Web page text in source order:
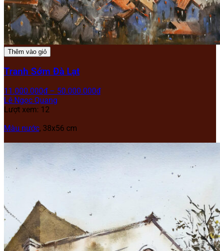
Thêm vào giỏ
Tranh Sớm Đà Lạt
11.000.000₫ – 50.000.000₫
Lê Ngọc Quang
Lượt xem: 12
Màu nước, 38x56 cm